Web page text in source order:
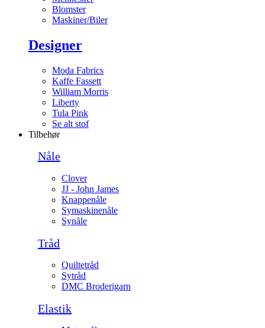
Blomster
Maskiner/Biler
Designer
Moda Fabrics
Kaffe Fassett
William Morris
Liberty
Tula Pink
Se alt stof
Tilbehør
Nåle
Clover
JJ - John James
Knappenåle
Symaskinenåle
Synåle
Tråd
Quiltetråd
Sytråd
DMC Broderigarn
Elastik